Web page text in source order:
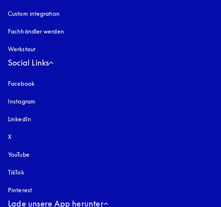
Custom integration
Fachhändler werden
Werkstour
Social Links
Facebook
Instagram
LinkedIn
X
YouTube
TikTok
Pinterest
Lade unsere App herunter